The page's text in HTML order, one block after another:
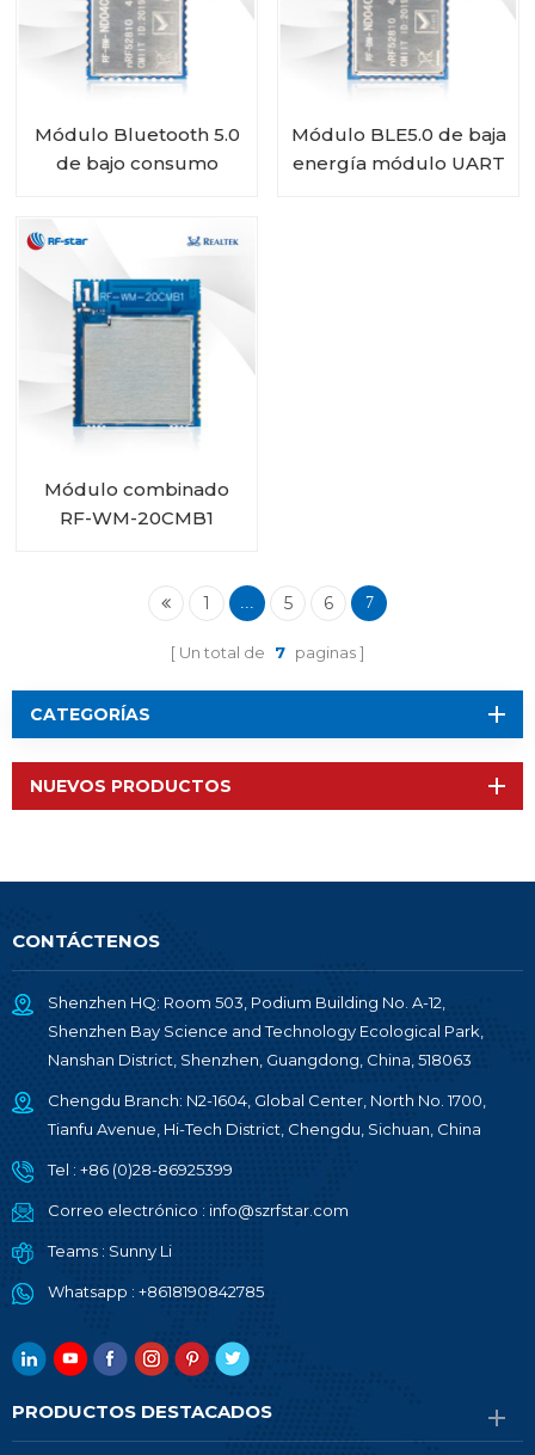
Módulo Bluetooth 5.0
de bajo consumo
nórdico nRF52810 RF-
BM-ND04CI
Módulo BLE5.0 de baja
energía módulo UART
Módulo combinado
RF-WM-20CMB1
1 ... 5 6 7
Un total de 7 paginas
CATEGORÍAS
NUEVOS PRODUCTOS
CONTÁCTENOS
Shenzhen HQ: Room 503, Podium Building No. A-12,
Shenzhen Bay Science and Technology Ecological Park,
Nanshan District, Shenzhen, Guangdong, China, 518063
Chengdu Branch: N2-1604, Global Center, North No. 1700,
Tianfu Avenue, Hi-Tech District, Chengdu, Sichuan, China
Tel : +86 (0)28-86925399
Correo electrónico : info@szrfstar.com
Teams : Sunny Li
Whatsapp : +8618190842785
PRODUCTOS DESTACADOS